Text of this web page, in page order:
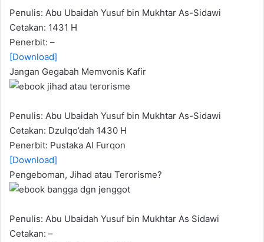
Penulis: Abu Ubaidah Yusuf bin Mukhtar As-Sidawi
Cetakan: 1431 H
Penerbit: –
[Download]
Jangan Gegabah Memvonis Kafir
Penulis: Abu Ubaidah Yusuf bin Mukhtar As-Sidawi
Cetakan: Dzulqo’dah 1430 H
Penerbit: Pustaka Al Furqon
[Download]
Pengeboman, Jihad atau Terorisme?
Penulis: Abu Ubaidah Yusuf bin Mukhtar As Sidawi
Cetakan: –